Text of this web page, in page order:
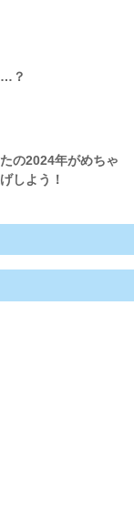
…？
の2024年がめちゃ
しよう！